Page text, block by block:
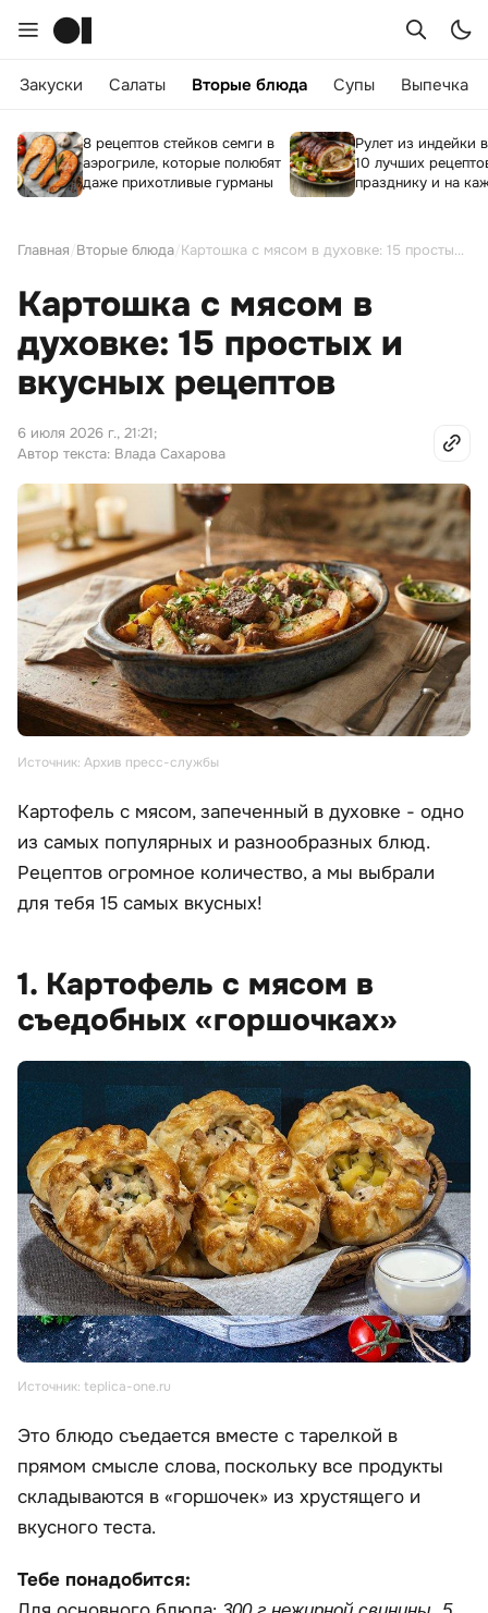
Закуски Салаты Вторые блюда Супы Выпечка
8 рецептов стейков семги в
аэрогриле, которые полюбят
даже прихотливые гурманы
Рулет из индейки
10 лучших
празднику и на
Главная Вторые блюда Картошка с мясом в духовке: 15 простых и вкусных рецептов
Картошка с мясом в
духовке: 15 простых и
вкусных рецептов
6 июля 2026 г., 21:21;
Автор текста: Влада Сахарова
Источник: Архив пресс-службы
Картофель с мясом, запеченный в духовке - одно
из самых популярных и разнообразных блюд.
Рецептов огромное количество, а мы выбрали
для тебя 15 самых вкусных!
1. Картофель с мясом в
съедобных «горшочках»
Источник: teplica-one.ru
Это блюдо съедается вместе с тарелкой в
прямом смысле слова, поскольку все продукты
складываются в «горшочек» из хрустящего и
вкусного теста.
Тебе понадобится: